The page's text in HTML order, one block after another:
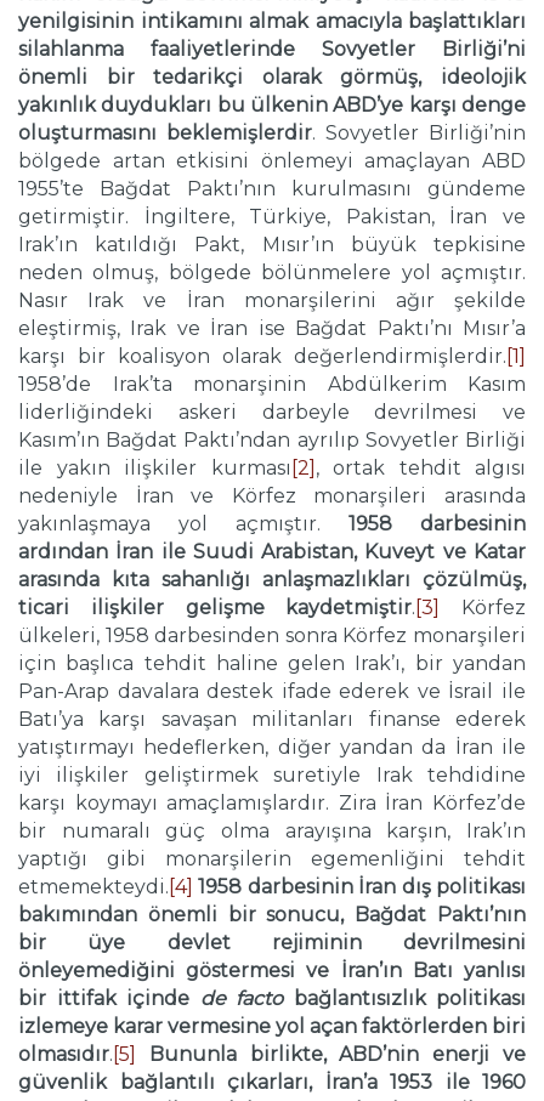
yenilgisinin intikamını almak amacıyla başlattıkları
silahlanma faaliyetlerinde Sovyetler Birliği’ni
önemli bir tedarikçi olarak görmüş, ideolojik
yakınlık duydukları bu ülkenin ABD’ye karşı denge
oluşturmasını beklemişlerdir. Sovyetler Birliği’nin
bölgede artan etkisini önlemeyi amaçlayan ABD
1955’te Bağdat Paktı’nın kurulmasını gündeme
getirmiştir. İngiltere, Türkiye, Pakistan, İran ve
Irak’ın katıldığı Pakt, Mısır’ın büyük tepkisine
neden olmuş, bölgede bölünmelere yol açmıştır.
Nasır Irak ve İran monarşilerini ağır şekilde
eleştirmiş, Irak ve İran ise Bağdat Paktı’nı Mısır’a
karşı bir koalisyon olarak değerlendirmişlerdir. [1]
1958’de Irak’ta monarşinin Abdülkerim Kasım
liderliğindeki askeri darbeyle devrilmesi ve
Kasım’ın Bağdat Paktı’ndan ayrılıp Sovyetler Birliği
ile yakın ilişkiler kurması [2] , ortak tehdit algısı
nedeniyle İran ve Körfez monarşileri arasında
yakınlaşmaya yol açmıştır. 1958 darbesinin
ardından İran ile Suudi Arabistan, Kuveyt ve Katar
arasında kıta sahanlığı anlaşmazlıkları çözülmüş,
ticari ilişkiler gelişme kaydetmiştir. [3]
Körfez
ülkeleri, 1958 darbesinden sonra Körfez monarşileri
için başlıca tehdit haline gelen Irak’ı, bir yandan
Pan-Arap davalara destek ifade ederek ve İsrail ile
Batı’ya karşı savaşan militanları finanse ederek
yatıştırmayı hedeflerken, diğer yandan da İran ile
iyi ilişkiler geliştirmek suretiyle Irak tehdidine
karşı koymayı amaçlamışlardır. Zira İran Körfez’de
bir numaralı güç olma arayışına karşın, Irak’ın
yaptığı gibi monarşilerin egemenliğini tehdit
etmemekteydi. [4] 1958 darbesinin İran dış politikası
bakımından önemli bir sonucu, Bağdat Paktı’nın
bir üye devlet rejiminin devrilmesini
önleyemediğini göstermesi ve İran’ın Batı yanlısı
bir ittifak içinde de factobağlantısızlık politikası
izlemeye karar vermesine yol açan faktörlerden biri
olmasıdır. [5]
Bununla birlikte, ABD’nin enerji ve
güvenlik bağlantılı çıkarları, İran’a 1953 ile 1960